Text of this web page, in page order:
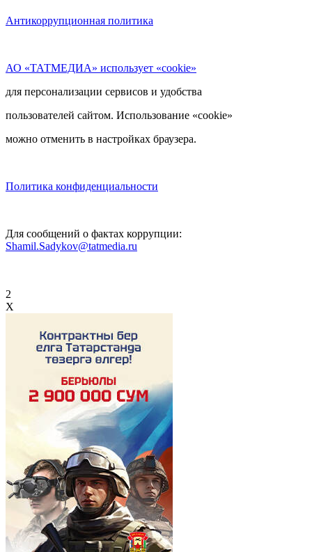
Антикоррупционная политика
АО «ТАТМЕДИА» использует «cookie»
для персонализации сервисов и удобства
пользователей сайтом. Использование «cookie»
можно отменить в настройках браузера.
Политика конфиденциальности
Для сообщений о фактах коррупции:
Shamil.Sadykov@tatmedia.ru
2
X